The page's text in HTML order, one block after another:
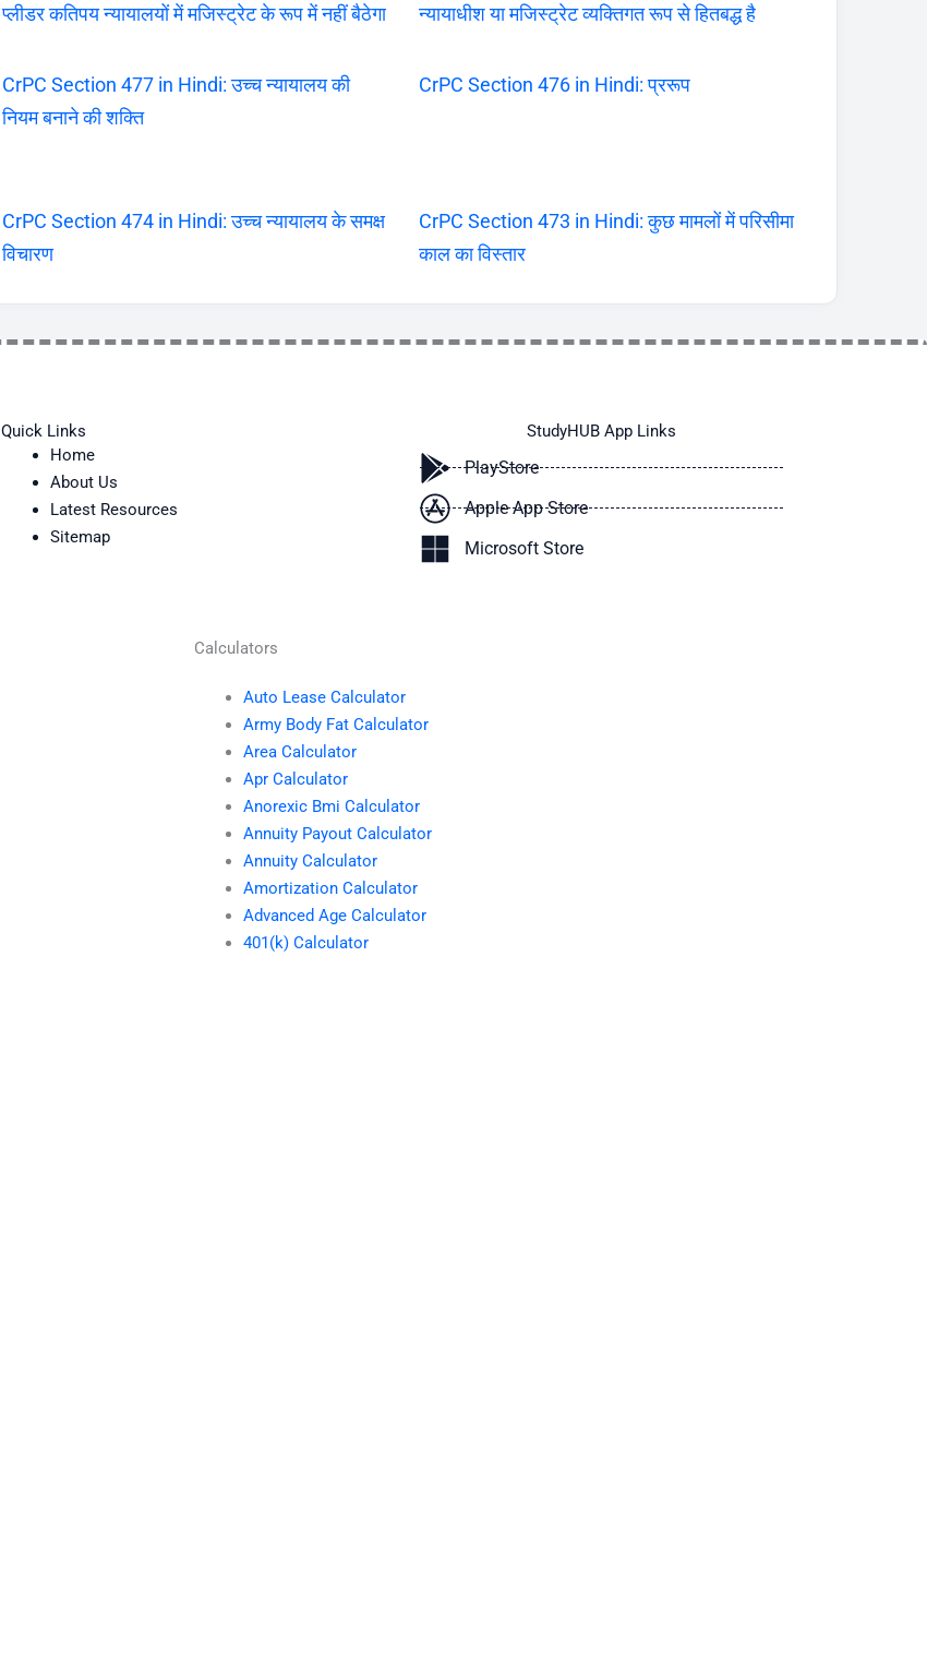
प्लीडर कतिपय न्यायालयों में मजिस्ट्रेट के रूप में नहीं बैठेगा
न्यायाधीश या मजिस्ट्रेट व्यक्तिगत रूप से हितबद्ध है
CrPC Section 477 in Hindi: उच्च न्यायालय की
नियम बनाने की शक्ति
CrPC Section 476 in Hindi: प्ररूप
CrPC Section 474 in Hindi: उच्च न्यायालय के समक्ष
विचारण
CrPC Section 473 in Hindi: कुछ मामलों में परिसीमा
काल का विस्तार
Quick Links
Home
About Us
Latest Resources
Sitemap
StudyHUB App Links
PlayStore
Apple App Store
Microsoft Store
Calculators
Auto Lease Calculator
Army Body Fat Calculator
Area Calculator
Apr Calculator
Anorexic Bmi Calculator
Annuity Payout Calculator
Annuity Calculator
Amortization Calculator
Advanced Age Calculator
401(k) Calculator